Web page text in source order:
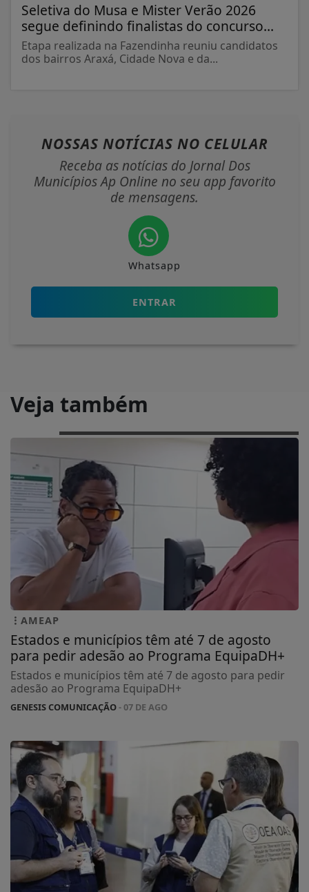
Seletiva do Musa e Mister Verão 2026
segue definindo finalistas do concurso...
Etapa realizada na Fazendinha reuniu candidatos
dos bairros Araxá, Cidade Nova e da...
NOSSAS NOTÍCIAS NO CELULAR
Receba as notícias do Jornal Dos
Municípios Ap Online no seu app favorito
de mensagens.
Whatsapp
ENTRAR
Veja também
AMEAP
Estados e municípios têm até 7 de agosto
para pedir adesão ao Programa EquipaDH+
Estados e municípios têm até 7 de agosto para pedir
adesão ao Programa EquipaDH+
GENESIS COMUNICAÇÃO- 07 DE AGO